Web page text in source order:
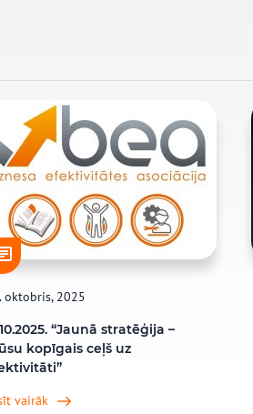
oktobris, 2025
“Jaunā stratēģija –
kopīgais ceļš uz
vairāk